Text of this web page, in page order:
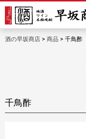
酒の早坂商店 > 商品 > 千鳥酢
千鳥酢